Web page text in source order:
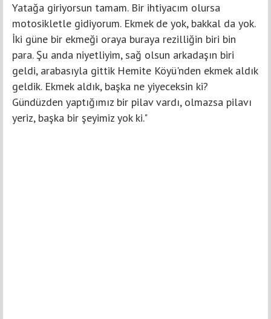
Yatağa giriyorsun tamam. Bir ihtiyacım olursa
motosikletle gidiyorum. Ekmek de yok, bakkal da yok.
İki güne bir ekmeği oraya buraya rezilliğin biri bin
para. Şu anda niyetliyim, sağ olsun arkadaşın biri
geldi, arabasıyla gittik Hemite Köyü'nden ekmek aldık
geldik. Ekmek aldık, başka ne yiyeceksin ki?
Gündüzden yaptığımız bir pilav vardı, olmazsa pilavı
yeriz, başka bir şeyimiz yok ki."